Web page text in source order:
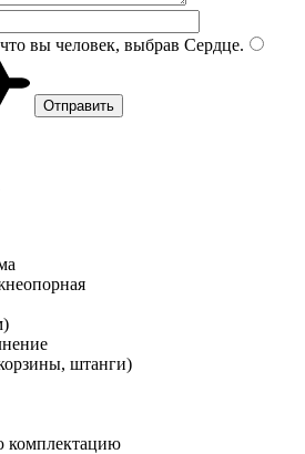
вы человек, выбрав Сердце.
штанги)
комплектацию